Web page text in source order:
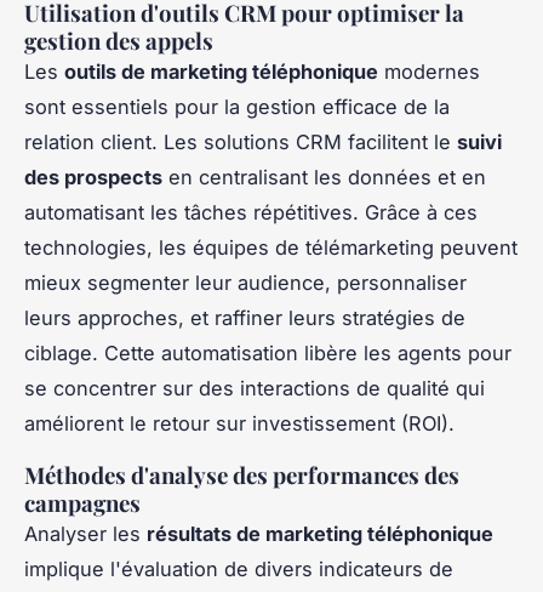
Utilisation d'outils CRM pour optimiser la
gestion des appels
Les outils de marketing téléphonique modernes
sont essentiels pour la gestion efficace de la
relation client. Les solutions CRM facilitent le suivi
des prospects en centralisant les données et en
automatisant les tâches répétitives. Grâce à ces
technologies, les équipes de télémarketing peuvent
mieux segmenter leur audience, personnaliser
leurs approches, et raffiner leurs stratégies de
ciblage. Cette automatisation libère les agents pour
se concentrer sur des interactions de qualité qui
améliorent le retour sur investissement (ROI).
Méthodes d'analyse des performances des
campagnes
Analyser les résultats de marketing téléphonique
implique l'évaluation de divers indicateurs de